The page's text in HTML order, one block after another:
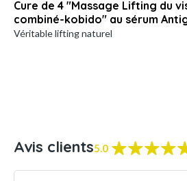
Cure de 4 "Massage Lifting du
combiné-kobido" au sérum
Véritable lifting naturel
Avis clients5.0